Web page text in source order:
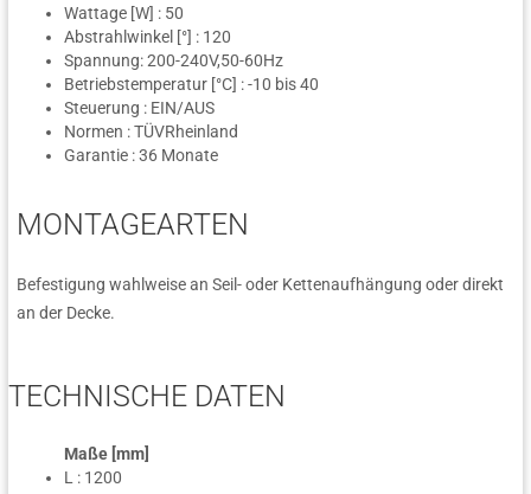
Wattage [W] : 50
Abstrahlwinkel [°] : 120
Spannung: 200-240V,50-60Hz
Betriebstemperatur [°C] : -10 bis 40
Steuerung : EIN/AUS
Normen : TÜVRheinland
Garantie : 36 Monate
MONTAGEARTEN
Befestigung wahlweise an Seil- oder Kettenaufhängung oder direkt
an der Decke.
TECHNISCHE DATEN
Maße [mm]
L : 1200